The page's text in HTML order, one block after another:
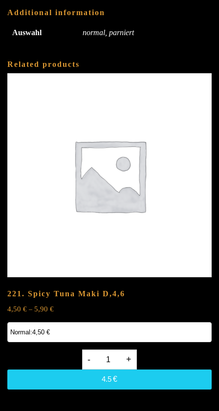
Additional information
Auswahl normal, parniert
Related products
221. Spicy Tuna Maki D,4,6
4,50 € – 5,90 €
Spicy
4.5€